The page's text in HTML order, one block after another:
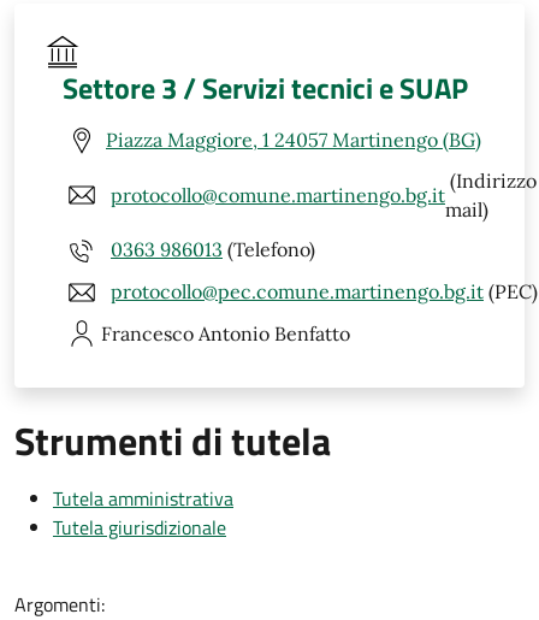
Settore 3 / Servizi tecnici e SUAP
Piazza Maggiore, 1 24057 Martinengo (BG)
protocollo@comune.martinengo.bg.it
(Indirizzo
mail)
0363 986013 (Telefono)
protocollo@pec.comune.martinengo.bg.it (PEC)
Francesco Antonio Benfatto
Strumenti di tutela
Tutela amministrativa
Tutela giurisdizionale
Argomenti: